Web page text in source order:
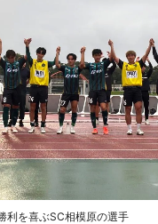
利を喜ぶSC相模原の選手